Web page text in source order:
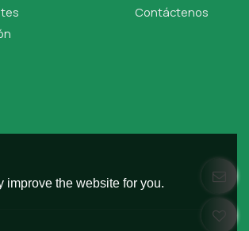
Contáctenos
the website for you.